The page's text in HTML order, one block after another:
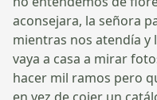
aconsejara, la señora
mientras nos atendía y
vaya a casa a mirar
hacer mil ramos pero